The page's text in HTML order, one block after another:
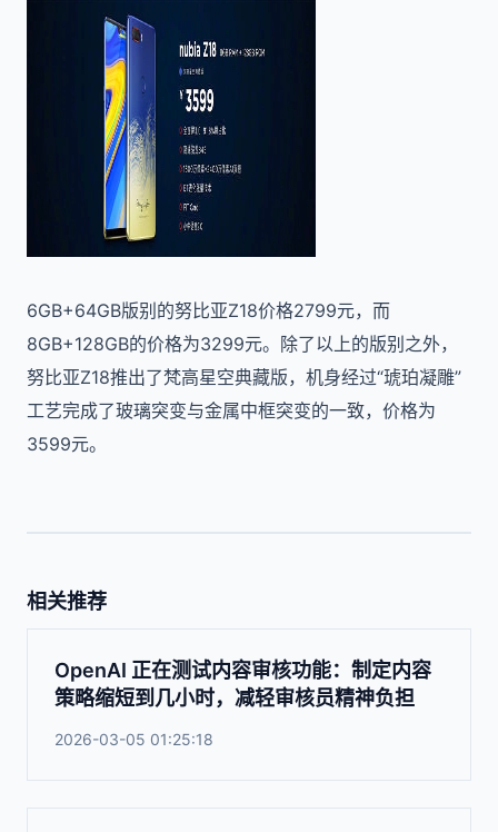
6GB+64GB版别的努比亚Z18价格2799元，而
8GB+128GB的价格为3299元。除了以上的版别之外，
努比亚Z18推出了梵高星空典藏版，机身经过“琥珀凝雕”
工艺完成了玻璃突变与金属中框突变的一致，价格为
3599元。
相关推荐
OpenAI 正在测试内容审核功能：制定内容
策略缩短到几小时，减轻审核员精神负担
2026-03-05 01:25:18